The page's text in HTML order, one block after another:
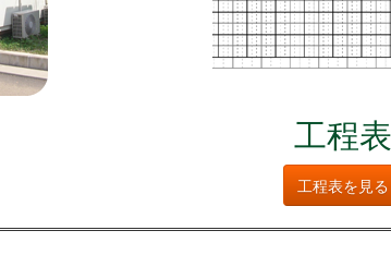
工程表
工程表を見る